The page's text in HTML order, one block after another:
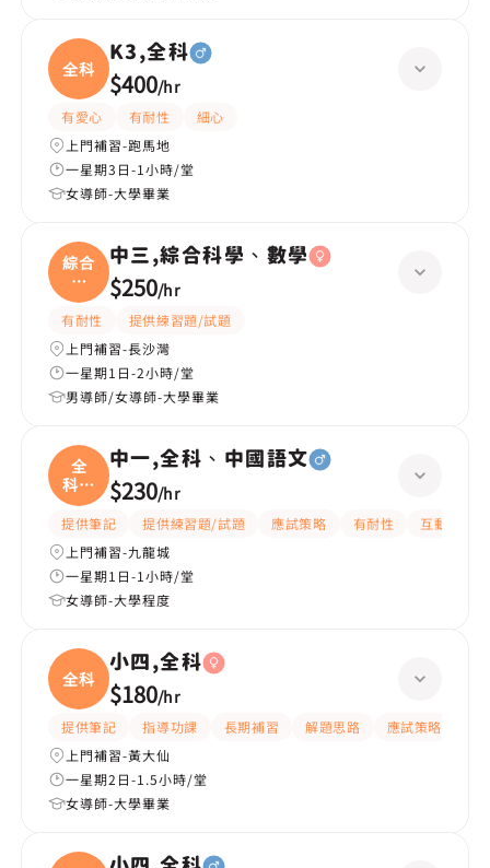
全科
K3,全科
$400/hr
有愛心 有耐性
細心
上門補習-跑馬地
一星期3日-1小時/堂
女導師-大學畢業
綜合
科
學、
中三,綜合科學、數學
$250/hr
有耐性
提供練習題/試題
上門補習-長沙灣
一星期1日-2小時/堂
男導師/女導師-大學畢業
全
科、
中國
中一,全科、中國語文
$230/hr
提供筆記 提供練習題/試題 應試策略 有耐性
互動教學
上門補習-九龍城
一星期1日-1小時/堂
女導師-大學程度
全科
小四,全科
$180/hr
提供筆記 指導功課 長期補習 解題思路 應試策略
上門補習-黃大仙
一星期2日-1.5小時/堂
女導師-大學畢業